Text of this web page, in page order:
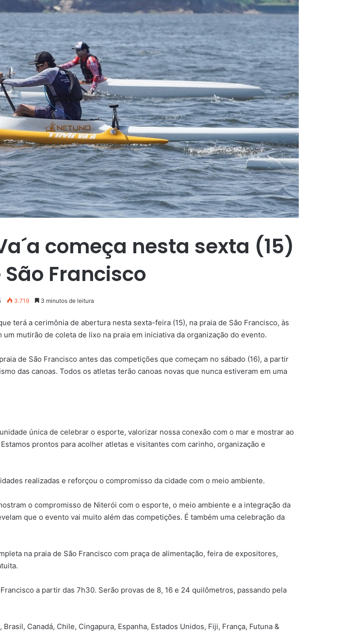
começa nesta sexta (15)
Francisco
3.719 3 minutos de leitura
terá a cerimônia de abertura nesta sexta-feira (15), na praia de São Francisco, às
mutirão de coleta de lixo na praia em iniciativa da organização do evento.
de São Francisco antes das competições que começam no sábado (16), a partir
das canoas. Todos os atletas terão canoas novas que nunca estiveram em uma
única de celebrar o esporte, valorizar nossa conexão com o mar e mostrar ao
prontos para acolher atletas e visitantes com carinho, organização e
realizadas e reforçou o compromisso da cidade com o meio ambiente.
o compromisso de Niterói com o esporte, o meio ambiente e a integração da
que o evento vai muito além das competições. É também uma celebração da
na praia de São Francisco com praça de alimentação, feira de expositores,
a partir das 7h30. Serão provas de 8, 16 e 24 quilômetros, passando pela
Canadá, Chile, Cingapura, Espanha, Estados Unidos, Fiji, França, Futuna &